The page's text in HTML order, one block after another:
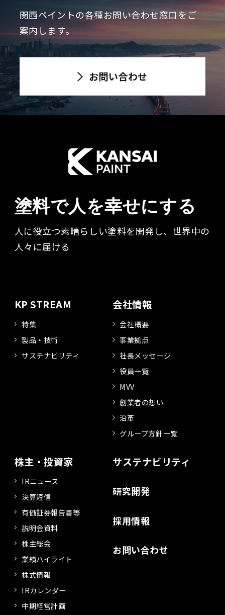
関西ペイントの各種お問い合わせ窓口をご
案内します。
お問い合わせ
塗料で人を幸せにする
人に役立つ素晴らしい塗料を開発し、世界中の
人々に届ける​
KP STREAM
特集
製品・技術
サステナビリティ
会社情報
会社概要
事業拠点
社長メッセージ
役員一覧
MVV
創業者の想い
沿革
グループ方針一覧
株主・投資家
IRニュース
決算短信
有価証券報告書等
説明会資料
株主総会
業績ハイライト
株式情報
IRカレンダー
中期経営計画
サステナビリティ
研究開発
採用情報
お問い合わせ